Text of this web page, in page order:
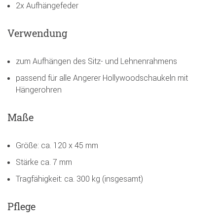
2x Aufhängefeder
Verwendung
zum Aufhängen des Sitz- und Lehnenrahmens
passend für alle Angerer Hollywoodschaukeln mit
Hängerohren
Maße
Größe: ca. 120 x 45 mm
Stärke ca. 7 mm
Tragfähigkeit: ca. 300 kg (insgesamt)
Pflege